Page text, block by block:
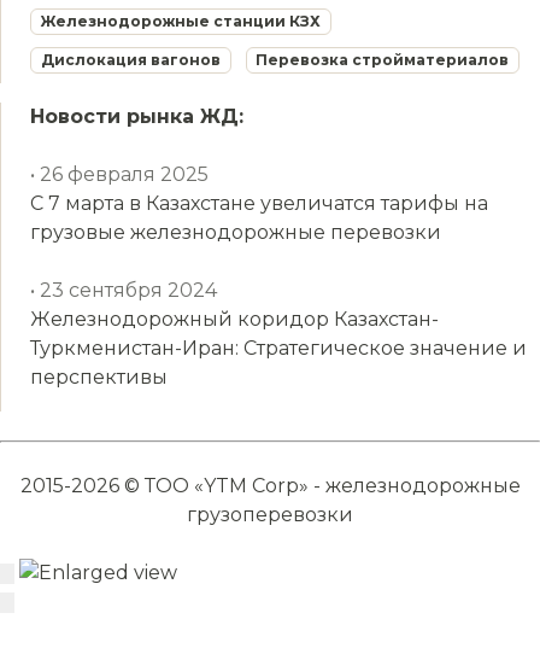
Железнодорожные станции КЗХ
Дислокация вагонов Перевозка стройматериалов
Новости рынка ЖД:
• 26 февраля 2025
С 7 марта в Казахстане увеличатся тарифы на
грузовые железнодорожные перевозки
• 23 сентября 2024
Железнодорожный коридор Казахстан-
Туркменистан-Иран: Стратегическое значение и
перспективы
2015-2026 © ТОО «YTM Corp» - железнодорожные
грузоперевозки